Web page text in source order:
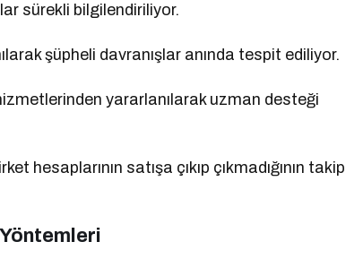
sürekli bilgilendiriliyor.
şüpheli davranışlar anında tespit ediliyor.
yararlanılarak uzman desteği
hesaplarının satışa çıkıp çıkmadığının takip